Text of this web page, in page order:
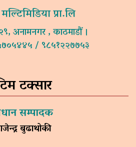
प्रा.लि
अनामनगर , काठमाडौं ।
/ ९८५१२२७७५३
टक्सार
सम्पादक
बुढाथोकी